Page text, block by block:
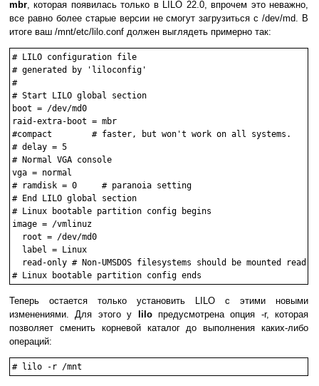
mbr, которая появилась только в LILO 22.0, впрочем это неважно,
все равно более старые версии не смогут загрузиться с /dev/md. В
итоге ваш /mnt/etc/lilo.conf должен выглядеть примерно так:
# LILO configuration file
# generated by 'liloconfig'
#
# Start LILO global section
boot = /dev/md0
raid-extra-boot = mbr
#compact        # faster, but won't work on all systems.
# delay = 5
# Normal VGA console
vga = normal
# ramdisk = 0     # paranoia setting
# End LILO global section
# Linux bootable partition config begins
image = /vmlinuz
  root = /dev/md0
  label = Linux
read-only # Non-UMSDOS filesystems should be mounted read-
Теперь остается только установить LILO с этими новыми
изменениями. Для этого у
liloпредусмотрена опция -r, которая
позволяет сменить корневой каталог до выполнения каких-либо
операций: